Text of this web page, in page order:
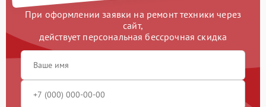
При оформлении заявки на ремонт техники через
сайт,
действует персональная бессрочная скидка